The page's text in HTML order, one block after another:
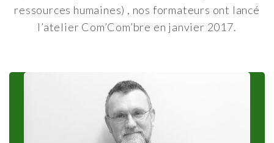
ressources humaines) , nos formateurs ont lancé
l’atelier Com’Com’bre en janvier 2017.